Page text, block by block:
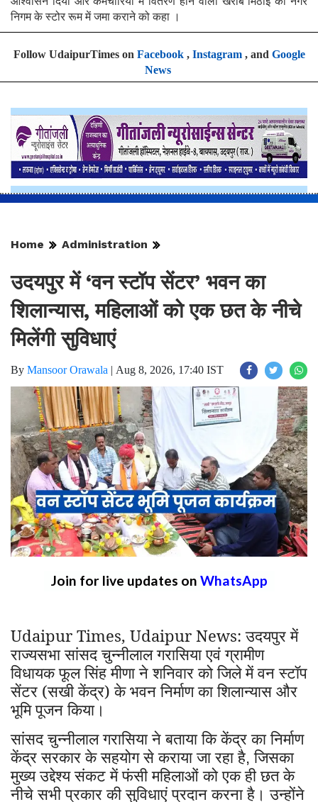
निगम के स्टोर रूम में जमा कराने को कहा ।
Follow UdaipurTimes on Facebook, Instagram, and Google
News
Home Administration
उदयपुर में ‘वन स्टॉप सेंटर’ भवन का
शिलान्यास, महिलाओं को एक छत के नीचे
मिलेंगी सुविधाएं
By Mansoor Orawala | Aug 8, 2026, 17:40 IST
Join for live updates on WhatsApp
Udaipur Times, Udaipur News: उदयपुर में
राज्यसभा सांसद चुन्नीलाल गरासिया एवं ग्रामीण
विधायक फूल सिंह मीणा ने शनिवार को जिले में वन स्टॉप
सेंटर (सखी केंद्र) के भवन निर्माण का शिलान्यास और
भूमि पूजन किया।
सांसद चुन्नीलाल गरासिया ने बताया कि केंद्र का निर्माण
केंद्र सरकार के सहयोग से कराया जा रहा है,जिसका
मुख्य उद्देश्य संकट में फंसी महिलाओं को एक ही छत के
नीचे सभी प्रकार की सुविधाएं प्रदान करना है। उन्होंने